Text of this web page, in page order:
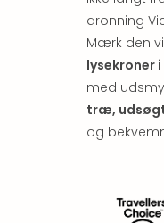
dronning
Mærk den
lysekroner
med
træ,
og